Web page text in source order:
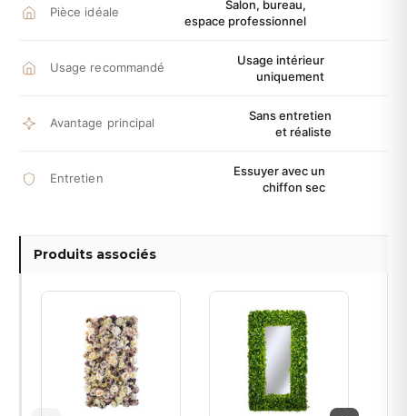
Pièce idéale
Salon, bureau,
espace professionnel
Usage recommandé
Usage intérieur
uniquement
Avantage principal
Sans entretien
et réaliste
Entretien
Essuyer avec un
chiffon sec
Produits associés